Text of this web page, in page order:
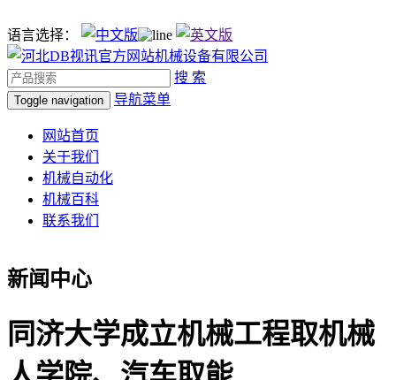
语言选择：
搜 索
Toggle navigation 导航菜单
网站首页
关于我们
机械自动化
机械百科
联系我们
新闻中心
同济大学成立机械工程取机械